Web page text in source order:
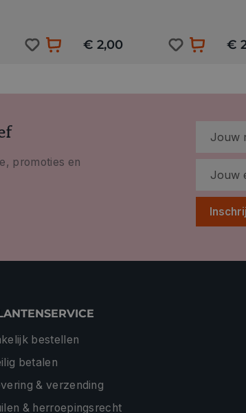
€ 2,00 €
promoties en
bestellen
betalen
& verzending
& herroepingsrecht